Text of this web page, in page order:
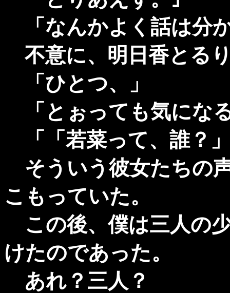
「なんかよく話は分
不意に、明日香とる
「ひとつ、」
「とぉっても気にな
「「若菜って、誰？
そういう彼女たちの
こもっていた。
この後、僕は三人の
けたのであった。
あれ？三人？